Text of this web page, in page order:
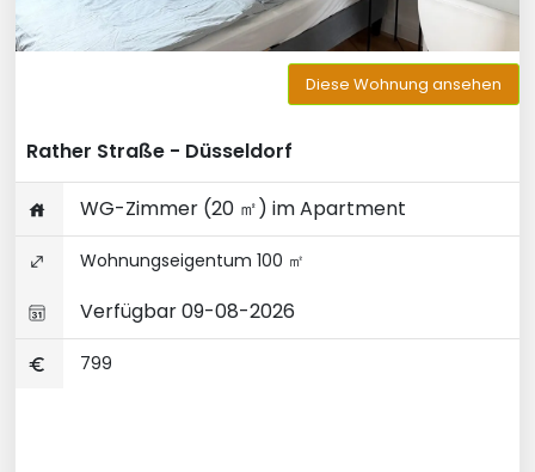
Diese Wohnung ansehen
Rather Straße - Düsseldorf
WG-Zimmer (20 ㎡) im Apartment
Wohnungseigentum 100 ㎡
Verfügbar 09-08-2026
799